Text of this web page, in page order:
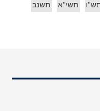
תשי"א תשנב